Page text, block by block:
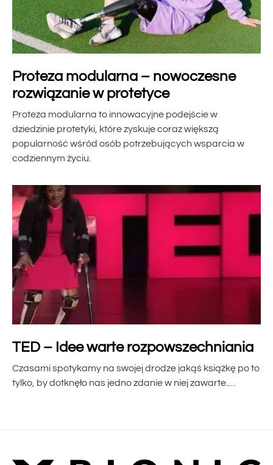
Proteza modularna – nowoczesne
rozwiązanie w protetyce
Proteza modularna to innowacyjne podejście w
dziedzinie protetyki, które zyskuje coraz większą
popularność wśród osób potrzebujących wsparcia w
codziennym życiu.
TED – Idee warte rozpowszechniania
Czasami spotykamy na swojej drodze jakąś książkę po to
tylko, by dotknęło nas jedno zdanie w niej zawarte.…